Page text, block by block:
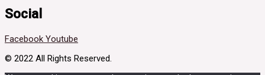
Social
Facebook Youtube
© 2022 All Rights Reserved.